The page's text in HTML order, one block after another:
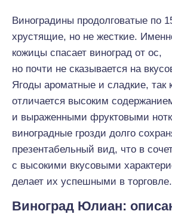
Виноградины продолговатые по
хрустящие, но не жесткие.
кожицы спасает виноград от ос,
но почти не сказывается на
Ягоды ароматные и сладкие, так
отличается высоким
и выраженными фруктовыми
виноградные грозди долго
презентабельный вид, что в
с высокими вкусовыми
делает их успешными в торговле.
Виноград Юлиан: